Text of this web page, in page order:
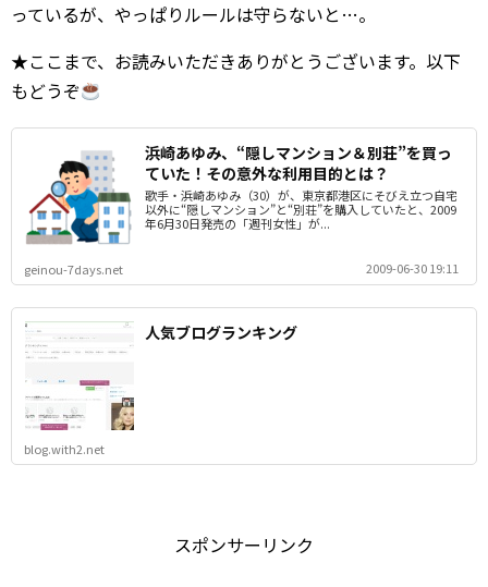
っているが、やっぱりルールは守らないと…。
★ここまで、お読みいただきありがとうございます。以下
もどうぞ
浜崎あゆみ、“隠しマンション＆別荘”を買っ
ていた！その意外な利用目的とは？
歌手・浜崎あゆみ（30）が、東京都港区にそびえ立つ自宅
以外に“隠しマンション”と“別荘”を購入していたと、2009
年6月30日発売の「週刊女性」が...
geinou-7days.net 2009-06-30 19:11
人気ブログランキング
blog.with2.net
スポンサーリンク